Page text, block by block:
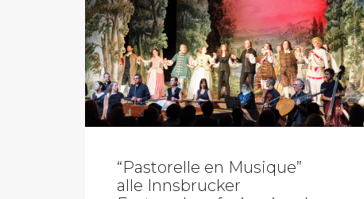
“Pastorelle en Musique”
alle Innsbrucker